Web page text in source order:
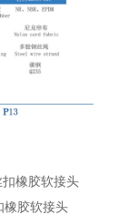
扣橡胶软接头
橡胶软接头